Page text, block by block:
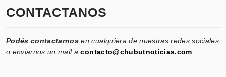
CONTACTANOS
Podés contactarnos en cualquiera de nuestras redes sociales
o enviarnos un mail acontacto@chubutnoticias.com